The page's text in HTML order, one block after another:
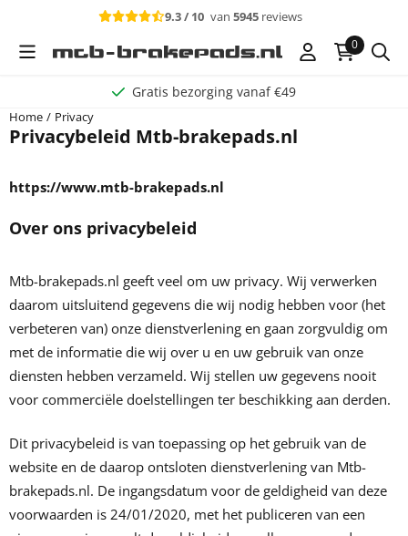
Cookievoorkeuren zijn momenteel gesloten.
9.3 / 10 van5945 reviews
0
Gratis bezorging vanaf €49
Home / Privacy
Privacybeleid Mtb-brakepads.nl
https://www.mtb-brakepads.nl
Over ons privacybeleid
Mtb-brakepads.nl geeft veel om uw privacy. Wij verwerken
daarom uitsluitend gegevens die wij nodig hebben voor (het
verbeteren van) onze dienstverlening en gaan zorgvuldig om
met de informatie die wij over u en uw gebruik van onze
diensten hebben verzameld. Wij stellen uw gegevens nooit
voor commerciële doelstellingen ter beschikking aan derden.
Dit privacybeleid is van toepassing op het gebruik van de
website en de daarop ontsloten dienstverlening van Mtb-
brakepads.nl. De ingangsdatum voor de geldigheid van deze
voorwaarden is 24/01/2020, met het publiceren van een